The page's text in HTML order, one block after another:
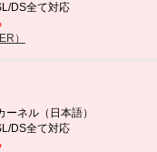
DS全て対応
）
ネル（日本語）
DS全て対応